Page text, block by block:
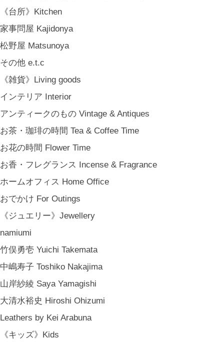
《台所》Kitchen
家事問屋 Kajidonya
松野屋 Matsunoya
その他 e.t.c
《雑貨》Living goods
インテリア Interior
アンティークのもの Vintage & Antiques
お茶・珈琲の時間 Tea & Coffee Time
お花の時間 Flower Time
お香・フレグランス Incense & Fragrance
ホームオフィス Home Office
おでかけ For Outings
《ジュエリー》Jewellery
namiumi
竹俣勇壱 Yuichi Takemata
中嶋寿子 Toshiko Nakajima
山岸紗綾 Saya Yamagishi
大清水裕史 Hiroshi Ohizumi
Leathers by Kei Arabuna
《キッズ》Kids